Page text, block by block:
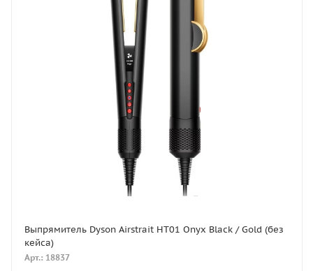
Выпрямитель Dyson Airstrait HT01 Onyx Black / Gold (без
кейса)
Арт.: 18837